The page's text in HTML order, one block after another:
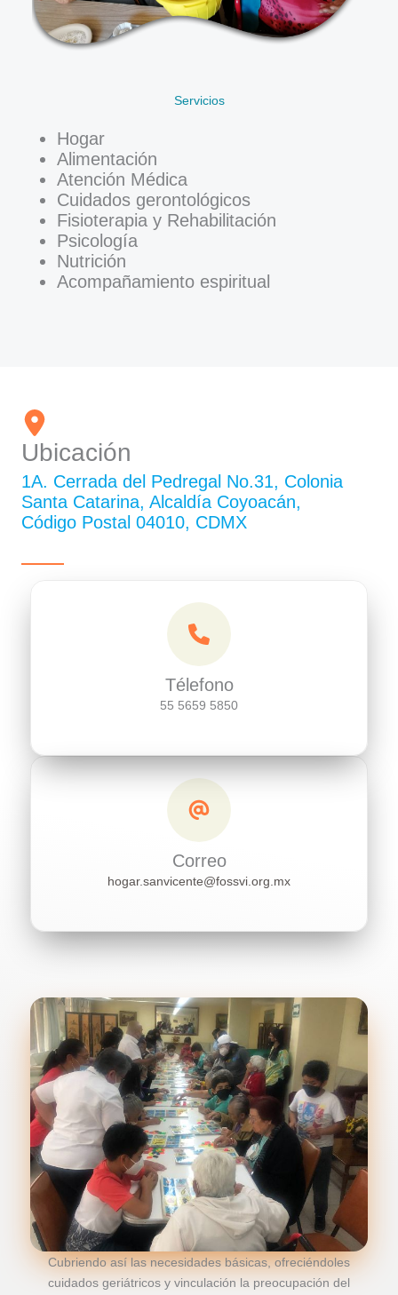
Servicios
Hogar
Alimentación
Atención Médica
Cuidados gerontológicos
Fisioterapia y Rehabilitación
Psicología
Nutrición
Acompañamiento espiritual
Ubicación
1A. Cerrada del Pedregal No.31, Colonia
Santa Catarina, Alcaldía Coyoacán,
Código Postal 04010, CDMX
Télefono
55 5659 5850
Correo
hogar.sanvicente@fossvi.org.mx
Cubriendo así las necesidades básicas, ofreciéndoles
cuidados geriátricos y vinculación la preocupación del